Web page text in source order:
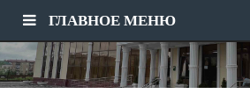
ГЛАВНОЕ МЕНЮ